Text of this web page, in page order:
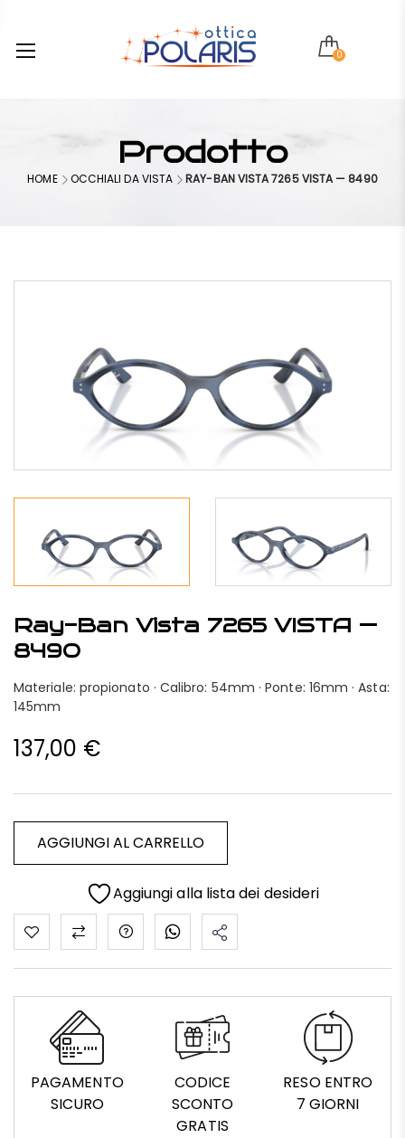
0
Prodotto
HOME OCCHIALI DA VISTA RAY-BAN VISTA 7265 VISTA — 8490
Ray-Ban Vista 7265 VISTA —
8490
Materiale: propionato · Calibro: 54mm · Ponte: 16mm · Asta:
145mm
137,00 €
AGGIUNGI AL CARRELLO
Aggiungi alla lista dei desideri
PAGAMENTO
SICURO
CODICE
SCONTO
GRATIS
RESO ENTRO
7 GIORNI